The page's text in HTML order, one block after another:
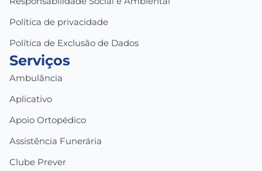
Política de privacidade
Política de Exclusão de Dados
Serviços
Ambulância
Aplicativo
Apoio Ortopédico
Assistência Funerária
Clube Prever